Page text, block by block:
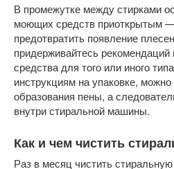
В промежутке между стирками
моющих средств приоткрытым
предотвратить появление
придерживайтесь
средства для того или иного
инструкциям на упаковке,
образования пены, а
внутри стиральной машины.
Как и чем чистить
Раз в месяц чистить